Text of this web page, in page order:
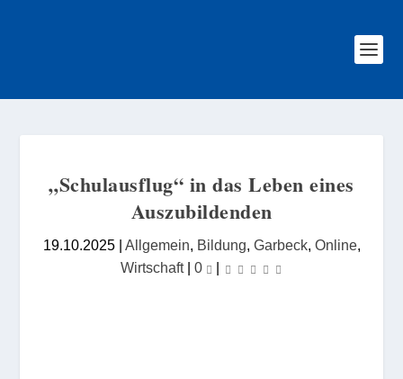
„Schulausflug“ in das Leben eines
Auszubildenden
19.10.2025| Allgemein, Bildung, Garbeck, Online,
Wirtschaft| 0 |